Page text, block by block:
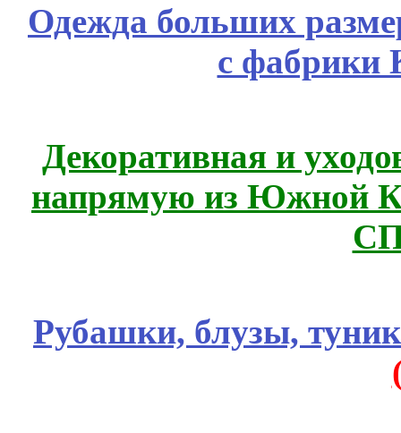
Одежда больших
с фабрики
Декоративная и
напрямую из
Рубашки, блузы,